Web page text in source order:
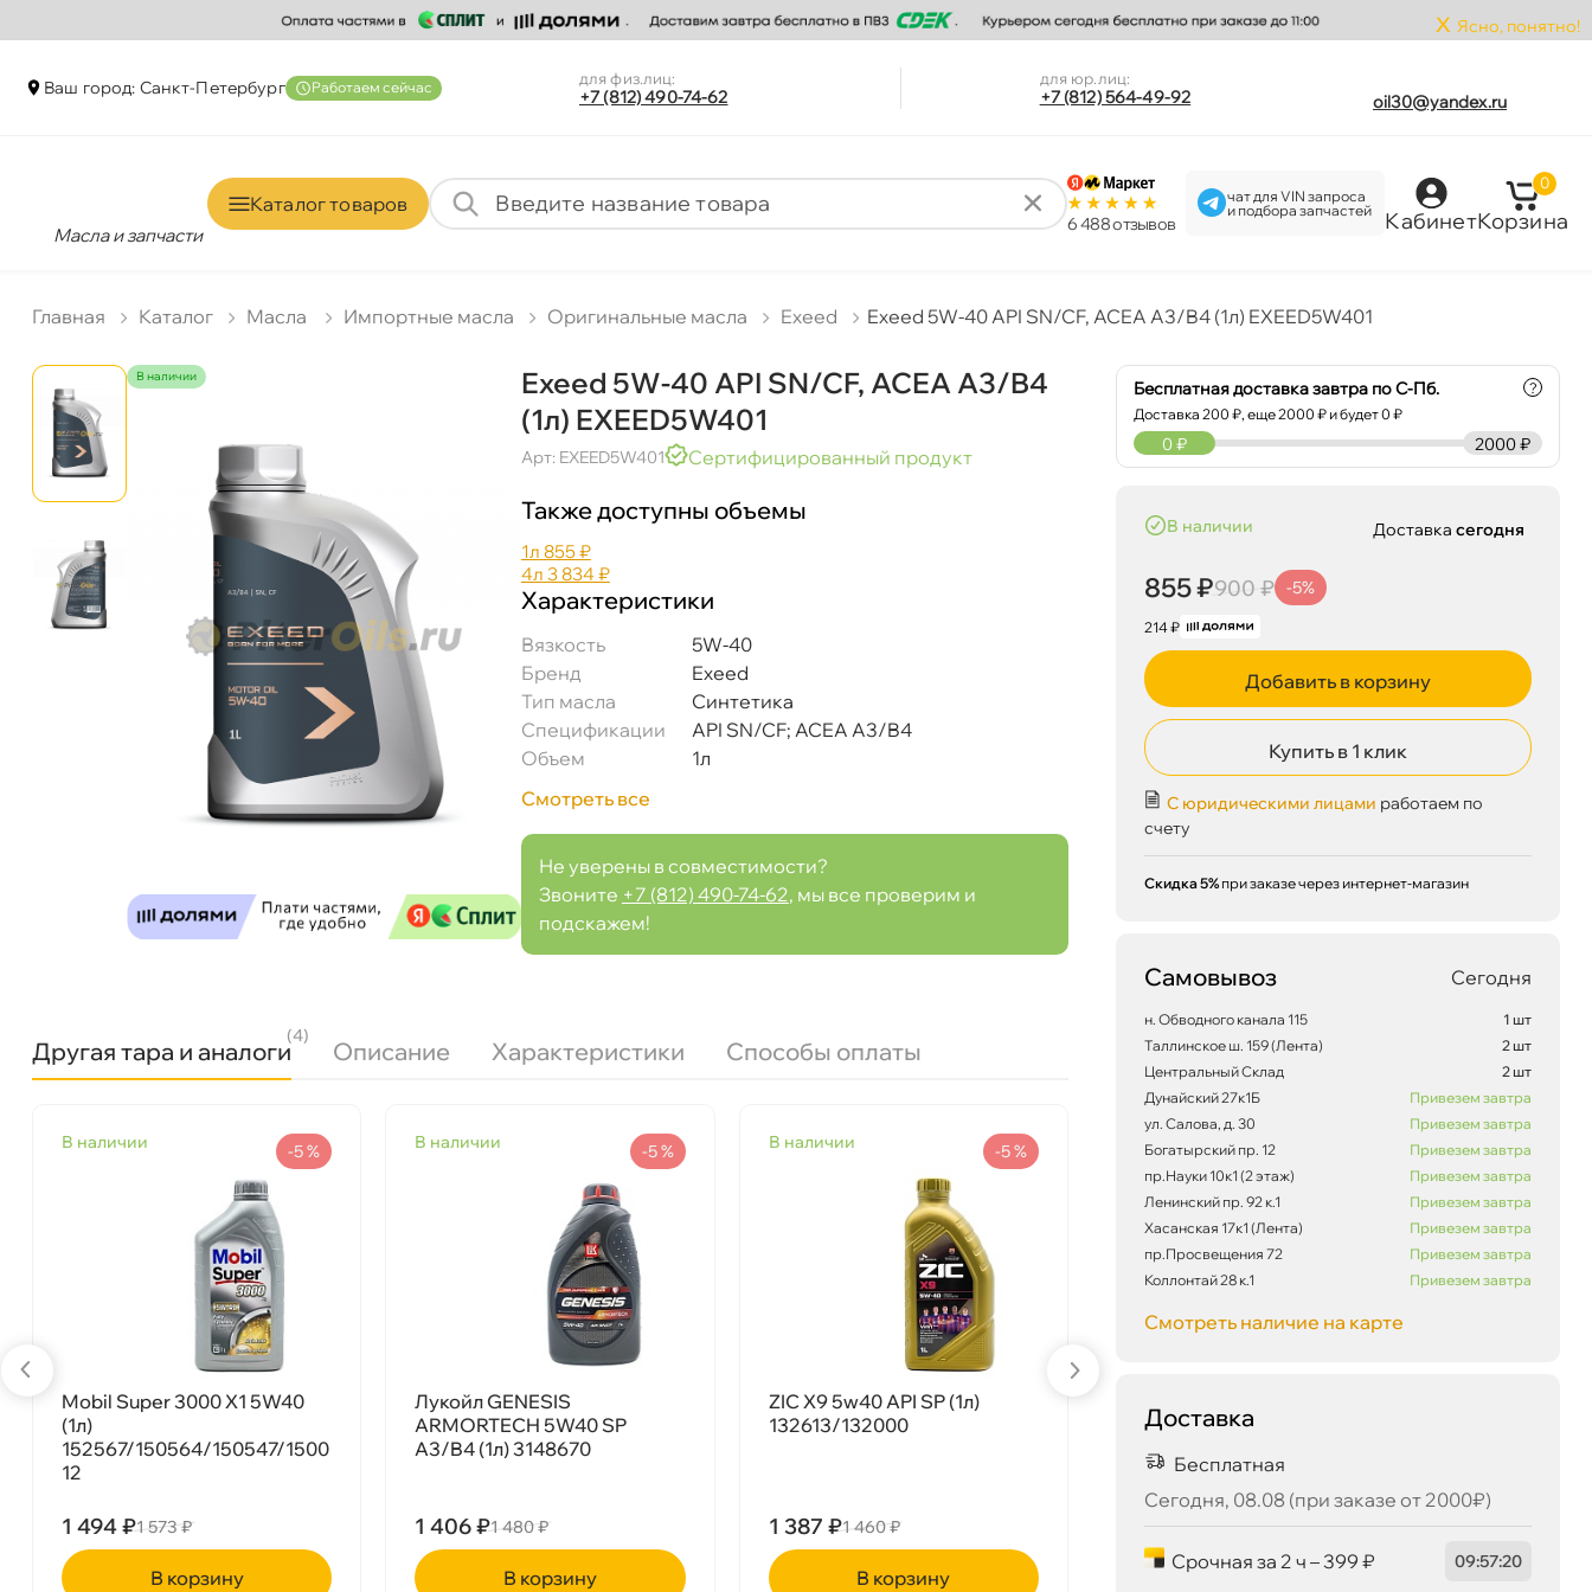
x Ясно, понятно!
аш город: Санкт-Петербур Работаем сейчас для физ.лиц:
+7 (812) 490-74-62
для юр.лиц:
+7 (812) 564-49-92 oil30@yandex.ru
Масла и запчасти
Каталог товаро
6 488 отзыво
чат для VIN запроса
и подбора запчастей
Кабинет
0
Корзина
Главная Катало Масла Импортные масла Оригинальные масла Exeed Exeed 5W-40 API SN/CF, ACEA A3/B4 (1л) EXEED5W401
наличии
Exeed 5W-40 API SN/CF, ACEA A3/B4
(1л) EXEED5W401
Арт: EXEED5W401 Сертифицированный продукт
Также доступны объемы
1л 855 ₽
4л 3 834 ₽
Характеристики
язкость
5W-40
Бренд
Exeed
Тип масла
Синтетика
Спецификации
API SN/CF; ACEA A3/B4
Объем
1л
Смотреть все
Не уверены в совместимости?
Звоните +7 (812) 490-74-62, мы все проверим и
подскажем!
Другая тара и аналоги
(4)
Описание Характеристики Способы оплаты
Mobil Super 3000 X1 5W40
(1л)
152567/150564/150547/1500
12
наличии
1 494 ₽
-5 %
1 573 ₽
корзину
Лукойл GENESIS
ARMORTECH 5W40 SP
A3/B4 (1л) 3148670
наличии
1 406 ₽
-5 %
1 480 ₽
корзину
ZIC X9 5w40 API SP (1л)
132613/132000
наличии
1 387 ₽
-5 %
1 460 ₽
корзину
ACEA A3/B4 (4л)
EXEED5W404
наличии
3 833 ₽4 035 ₽
Бренд
Синтетика
API SN/CF; ACEA A3/B4
1л
EXEED5W401
Двигатель
Бесплатная доставка завтра по С-Пб.
Доставка200 ₽, еще2000 ₽ и будет 0 ₽
?
2000 ₽
0 ₽
наличии
855 ₽900 ₽ -5%
214 ₽
Доставкасегодня
Добавить в корзину
Купить в 1 клик
С юридическими лицами работаем по
счету
Скидка 5% при заказе через интернет-магазин
Самовывоз Сегодня
н. Обводного канала 115
1 шт
Таллинское ш. 159 (Лента)
2 шт
Центральный Склад
2 шт
Дунайский 27к1Б
Привезем завтра
ул. Салова, д. 30
Привезем завтра
Богатырский пр. 12
Привезем завтра
пр.Науки 10к1 (2 этаж)
Привезем завтра
Ленинский пр. 92 к.1
Привезем завтра
Хасанская 17к1 (Лента)
Привезем завтра
пр.Просвещения 72
Привезем завтра
Коллонтай 28 к.1
Привезем завтра
Смотреть наличие на карте
Доставка
Бесплатная
Сегодня, 08.08 (при заказе от 2000₽)
Срочная за 2 ч – 399 ₽ 09:57:19